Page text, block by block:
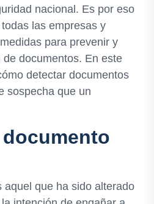
nacional. Es por eso
las empresas y
para prevenir y
documentos. En este
detectar documentos
sospecha que un
aquel que ha sido alterado